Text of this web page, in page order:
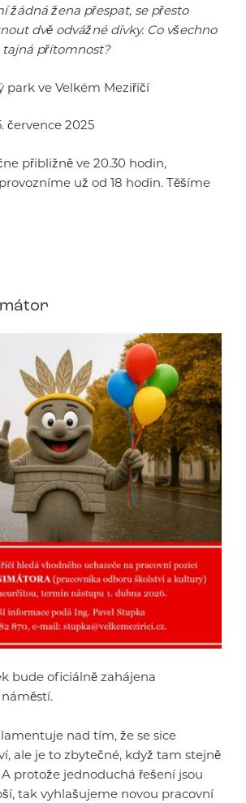
žádná žena přespat, se přesto
dvě odvážné dívky. Co všechno
tajná přítomnost?
park ve Velkém Meziříčí
července 2025
přibližně ve 20.30 hodin,
už od 18 hodin. Těšíme
bude oficiálně zahájena
nad tím, že se sice
ale je to zbytečné, když tam stejně
protože jednoduchá řešení jsou
tak vyhlašujeme novou pracovní